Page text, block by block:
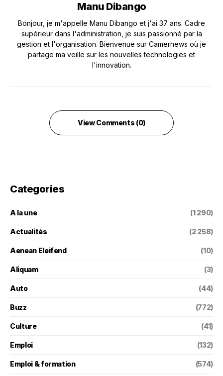
Manu Dibango
Bonjour, je m'appelle Manu Dibango et j'ai 37 ans. Cadre
supérieur dans l'administration, je suis passionné par la
gestion et l'organisation. Bienvenue sur Camernews où je
partage ma veille sur les nouvelles technologies et
l'innovation.
View Comments (0)
Categories
A la une (1 290)
Actualités (2 258)
Aenean Eleifend (10)
Aliquam (3)
Auto (44)
Buzz (772)
Culture (41)
Emploi (132)
Emploi & formation (574)